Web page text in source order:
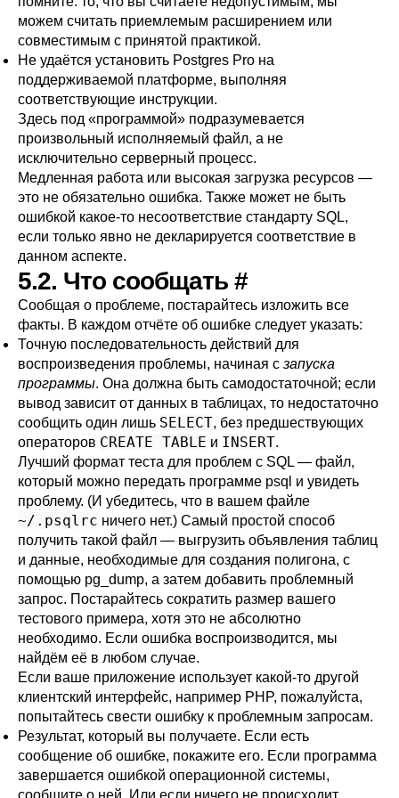
можем считать приемлемым расширением или
совместимым с принятой практикой.
Не удаётся установить Postgres Pro на
поддерживаемой платформе, выполняя
соответствующие инструкции.
Здесь под «программой» подразумевается
произвольный исполняемый файл, а не
исключительно серверный процесс.
Медленная работа или высокая загрузка ресурсов —
это не обязательно ошибка. Также может не быть
ошибкой какое-то несоответствие стандарту SQL,
если только явно не декларируется соответствие в
данном аспекте.
5.2. Что сообщать #
Сообщая о проблеме, постарайтесь изложить все
факты. В каждом отчёте об ошибке следует указать:
Точную последовательность действий для
воспроизведения проблемы, начиная с запуска
программы. Она должна быть самодостаточной; если
вывод зависит от данных в таблицах, то недостаточно
сообщить один лишь SELECT, без предшествующих
операторов CREATE TABLE и INSERT.
Лучший формат теста для проблем с SQL — файл,
который можно передать программе psql и увидеть
проблему. (И убедитесь, что в вашем файле
~/.psqlrc ничего нет.) Самый простой способ
получить такой файл — выгрузить объявления таблиц
и данные, необходимые для создания полигона, с
помощью pg_dump, а затем добавить проблемный
запрос. Постарайтесь сократить размер вашего
тестового примера, хотя это не абсолютно
необходимо. Если ошибка воспроизводится, мы
найдём её в любом случае.
Если ваше приложение использует какой-то другой
клиентский интерфейс, например PHP, пожалуйста,
попытайтесь свести ошибку к проблемным запросам.
Результат, который вы получаете. Если есть
сообщение об ошибке, покажите его. Если программа
завершается ошибкой операционной системы,
сообщите о ней. Или если ничего не происходит,